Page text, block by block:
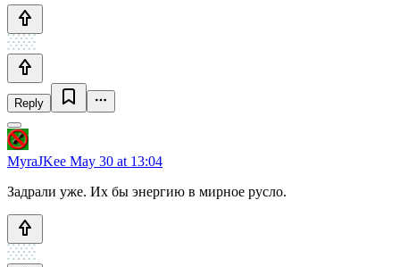
Reply
MyraJKee May 30 at 13:04
Задрали уже. Их бы энергию в мирное русло.